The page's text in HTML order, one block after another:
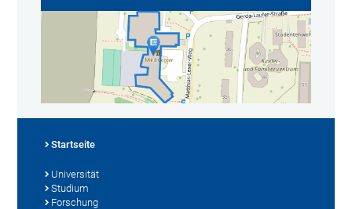
Startseite
Universität
Studium
Forschung